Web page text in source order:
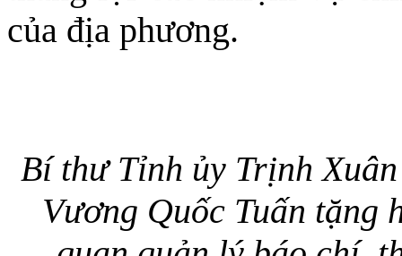
của địa phương.
Bí thư Tỉnh ủy Trịnh
Vương Quốc Tuấn tặng